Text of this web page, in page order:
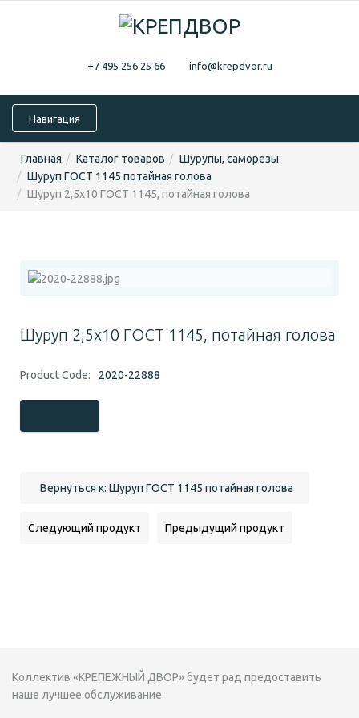
+7 495 256 25 66 info@krepdvor.ru
Навигация
Главная Каталог товаров
Шурупы, саморезы
Шуруп ГОСТ 1145 потайная голова
Шуруп 2,5х10 ГОСТ 1145, потайная голова
Шуруп 2,5х10 ГОСТ 1145, потайная голова
Product Code: 2020-22888
Вернуться к: Шуруп ГОСТ 1145 потайная голова
Следующий продукт Предыдущий продукт
Коллектив «КРЕПЕЖНЫЙ ДВОР» будет рад предоставить
наше лучшее обслуживание.